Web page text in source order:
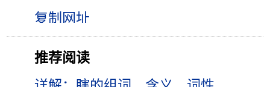
推荐阅读